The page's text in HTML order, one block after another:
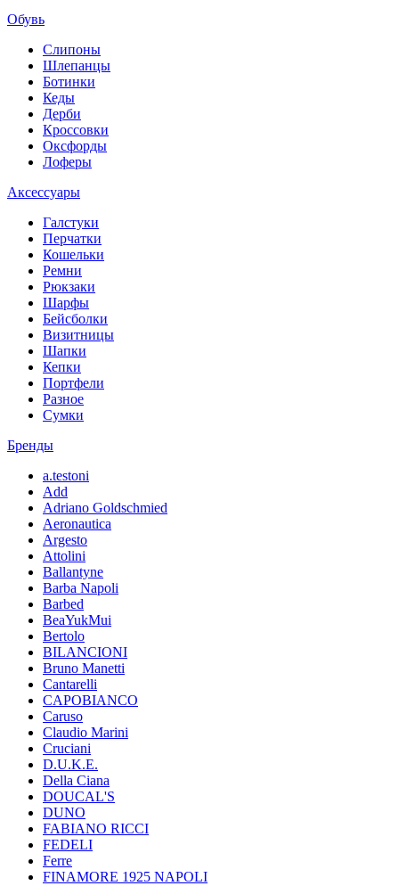
Обувь
Слипоны
Шлепанцы
Ботинки
Кеды
Дерби
Кроссовки
Оксфорды
Лоферы
Аксессуары
Галстуки
Перчатки
Кошельки
Ремни
Рюкзаки
Шарфы
Бейсболки
Визитницы
Шапки
Кепки
Портфели
Разное
Сумки
Бренды
a.testoni
Add
Adriano Goldschmied
Aeronautica
Argesto
Attolini
Ballantyne
Barba Napoli
Barbed
BeaYukMui
Bertolo
BILANCIONI
Bruno Manetti
Cantarelli
CAPOBIANCO
Caruso
Claudio Marini
Cruciani
D.U.K.E.
Della Ciana
DOUCAL'S
DUNO
FABIANO RICCI
FEDELI
Ferre
FINAMORE 1925 NAPOLI